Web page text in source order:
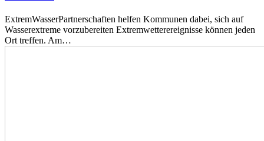
ExtremWasserPartnerschaften helfen Kommunen dabei, sich auf
Wasserextreme vorzubereiten Extremwetterereignisse können jeden
Ort treffen. Am…